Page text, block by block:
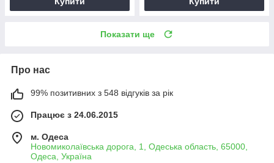
Показати ще
Про нас
99% позитивних з 548 відгуків за рік
Працює з 24.06.2015
м. Одеса
Новомиколаївська дорога, 1, Одеська область, 65000,
Одеса, Україна